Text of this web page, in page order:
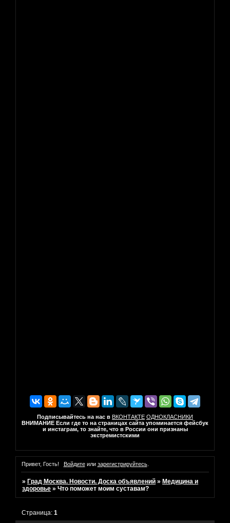
Подписывайтесь на нас в ВКОНТАКТЕ ОДНОКЛАСНИКИ
ВНИМАНИЕ Если где то на страницах сайта упоминается фейсбук
и инстаграм, то знайте, что в России они признаны
экстремистскими
Привет, Гость! Войдитеили зарегистрируйтесь.
» Град Москва. Новости. Доска объявлений » Медицина и
здоровье »Что поможет моим суставам?
Страница:1